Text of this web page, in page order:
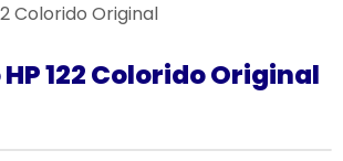
Colorido Original
122 Colorido Original